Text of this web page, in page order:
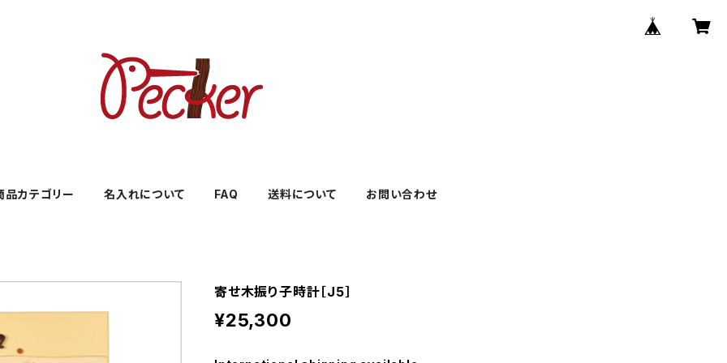
品カテゴリー 名入れについて FAQ 送料について お問い合わせ
寄せ木振り子時計［J5］
¥25,300